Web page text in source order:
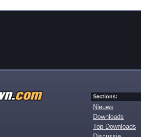
Sections:
Nieuws
Downloads
Top Downloads